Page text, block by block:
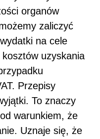
organów
zaliczyć
na cele
uzyskania
Przepisy
To znaczy
warunkiem, że
Uznaje się, że